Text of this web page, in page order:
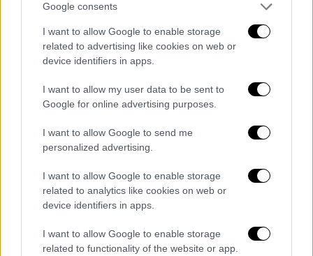
Google consents
I want to allow Google to enable storage
related to advertising like cookies on web or
device identifiers in apps.
I want to allow my user data to be sent to
Google for online advertising purposes.
I want to allow Google to send me
personalized advertising.
I want to allow Google to enable storage
related to analytics like cookies on web or
device identifiers in apps.
I want to allow Google to enable storage
related to functionality of the website or app.
16.02.2023 07:55
13 ιστορικά γεγονότα τόσο απίθανα που
λες δεν μπορεί να είναι αληθινά – Από
τα βαμπίρ της CIA μέχρι τα 8 μέτρα χιόνι
στο Ιράν
Η Ιστορία σε εκπλήσει με τα απίθανα
γεγονότα της. Αν νομίζετε ότι τα γνωρίζετε
όλα, διαβάστε κι αυτά να μείνετε με το